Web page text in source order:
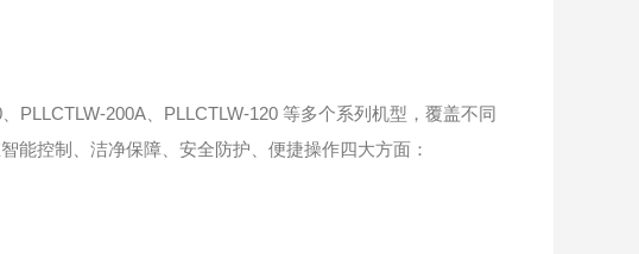
200A、PLLCTLW-120 等多个系列机型，覆盖不同
能控制、洁净保障、安全防护、便捷操作四大方面：